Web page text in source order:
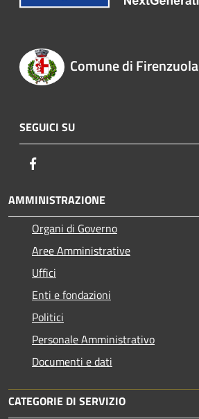
Comune di Firenzuola
SEGUICI SU
AMMINISTRAZIONE
Organi di Governo
Aree Amministrative
Uffici
Enti e fondazioni
Politici
Personale Amministrativo
Documenti e dati
CATEGORIE DI SERVIZIO